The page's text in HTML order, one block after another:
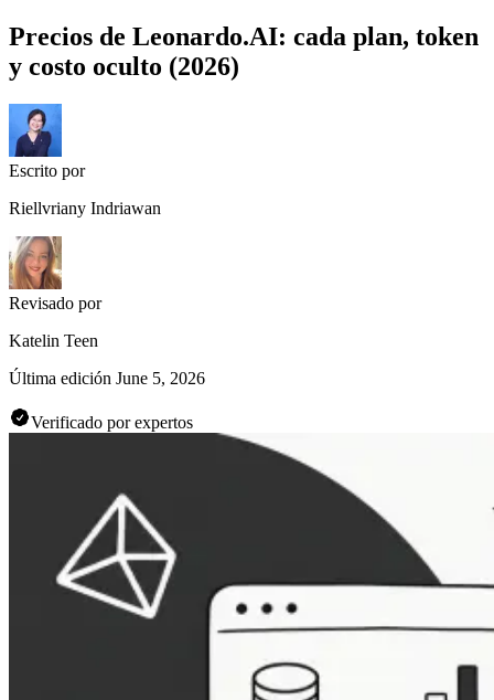
Precios de Leonardo.AI: cada plan, token
y costo oculto (2026)
Escrito por
Riellvriany Indriawan
Revisado por
Katelin Teen
Última edición June 5, 2026
Verificado por expertos